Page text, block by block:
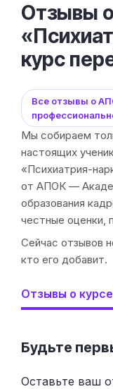
Отзывы
курс
Все отзывы о
Мы собираем
настоящих
«Психиатрия-
от АПОК —
образования
честные оценки,
Сейчас отзывов
кто его добавит.
Отзывы о
Будьте
Оставьте ваш